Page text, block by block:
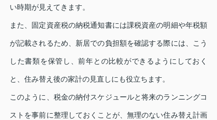
い時期が見えてきます。
また、固定資産税の納税通知書には課税資産の明細や年税額
が記載されるため、新居での負担額を確認する際には、こう
した書類を保管し、前年との比較ができるようにしておく
と、住み替え後の家計の見直しにも役立ちます。
このように、税金の納付スケジュールと将来のランニングコ
ストを事前に整理しておくことが、無理のない住み替え計画